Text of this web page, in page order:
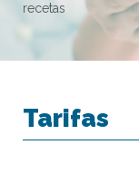
recetas
Tarifas